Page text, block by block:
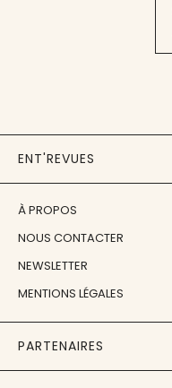
ENT'REVUES
À PROPOS
NOUS CONTACTER
NEWSLETTER
MENTIONS LÉGALES
PARTENAIRES